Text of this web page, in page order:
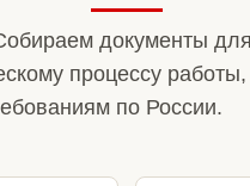
документы для
процессу
по России.